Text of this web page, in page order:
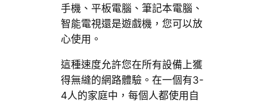
手機、平板電腦、筆記本電腦、
智能電視還是遊戲機，您可以放
心使用。
這種速度允許您在所有設備上獲
得無縫的網路體驗。在一個有3-
4人的家庭中，每個人都使用自